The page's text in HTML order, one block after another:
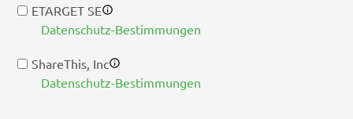
ETARGET SE
Datenschutz-Bestimmungen
ShareThis, Inc
Datenschutz-Bestimmungen